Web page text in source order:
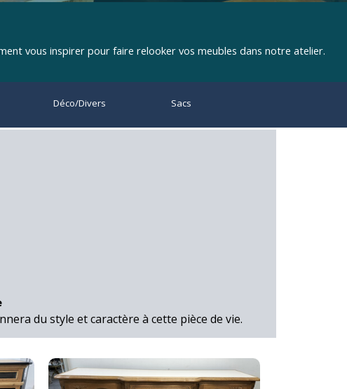
vous inspirer pour faire relooker vos meubles dans notre atelier.
Déco/Divers Sacs
du style et caractère à cette pièce de vie.